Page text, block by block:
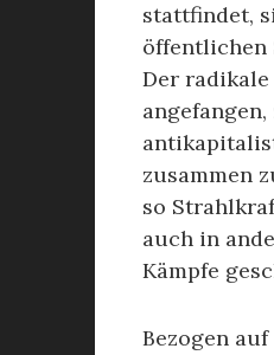
stattfindet,
öffentlichen
Der
zusammen
so
auch in
Kämpfe
Bezogen